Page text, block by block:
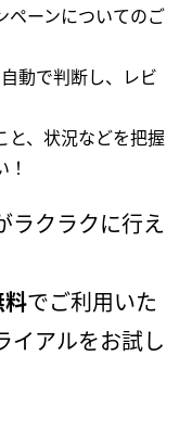
ペーンについてのご
動で判断し、レビ
と、状況などを把握
ラクラクに行え
でご利用いた
イアルをお試し